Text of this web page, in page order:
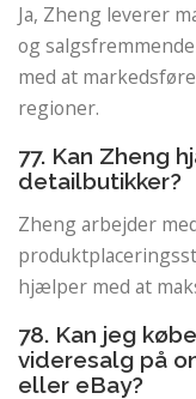
Ja, Zheng leverer
og
med at
regioner.
77. Kan Zheng
detailbutikker?
Zheng arbejder
hjælper med at
78. Kan jeg
videresalg på
eller eBay?